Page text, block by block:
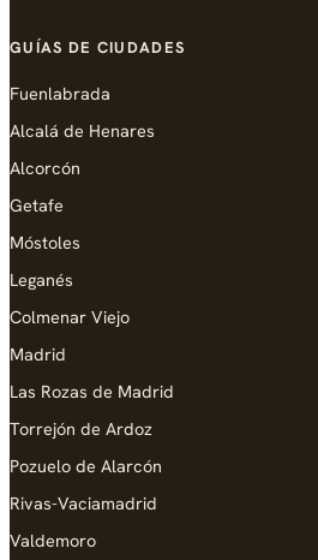
GUÍAS DE CIUDADES
Fuenlabrada
Alcalá de Henares
Alcorcón
Getafe
Móstoles
Leganés
Colmenar Viejo
Madrid
Las Rozas de Madrid
Torrejón de Ardoz
Pozuelo de Alarcón
Rivas-Vaciamadrid
Valdemoro